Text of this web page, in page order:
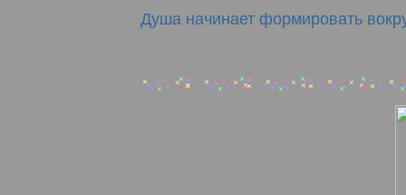
Душа начинает формировать